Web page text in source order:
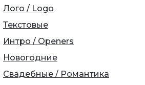
Лого / Logo
Текстовые
Интро / Openers
Новогодние
Свадебные / Романтика